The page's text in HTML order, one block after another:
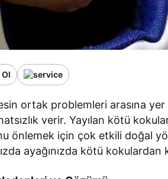
ortak problemleri arasına
verir. Yayılan kötü
önlemek için çok etkili doğal
ayağınızda kötü